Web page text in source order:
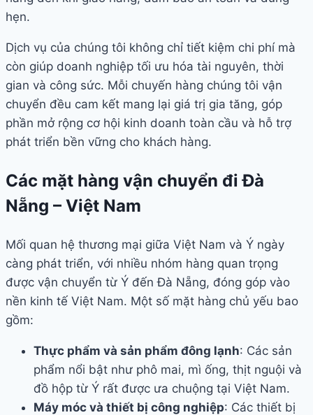
hẹn.
Dịch vụ của chúng tôi không chỉ tiết kiệm chi phí mà
còn giúp doanh nghiệp tối ưu hóa tài nguyên, thời
gian và công sức. Mỗi chuyến hàng chúng tôi vận
chuyển đều cam kết mang lại giá trị gia tăng, góp
phần mở rộng cơ hội kinh doanh toàn cầu và hỗ trợ
phát triển bền vững cho khách hàng.
Các mặt hàng vận chuyển đi Đà
Nẵng – Việt Nam
Mối quan hệ thương mại giữa Việt Nam và Ý ngày
càng phát triển, với nhiều nhóm hàng quan trọng
được vận chuyển từ Ý đến Đà Nẵng, đóng góp vào
nền kinh tế Việt Nam. Một số mặt hàng chủ yếu bao
gồm:
Thực phẩm và sản phẩm đông lạnh: Các sản
phẩm nổi bật như phô mai, mì ống, thịt nguội và
đồ hộp từ Ý rất được ưa chuộng tại Việt Nam.
Máy móc và thiết bị công nghiệp: Các thiết bị